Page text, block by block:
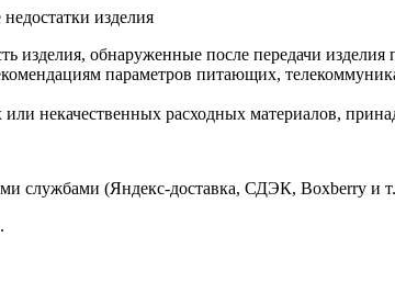
изделия
изделия, обнаруженные после передачи изделия
параметров питающих,
некачественных расходных материалов,
службами (Яндекс-доставка, СДЭК, Boxberry и